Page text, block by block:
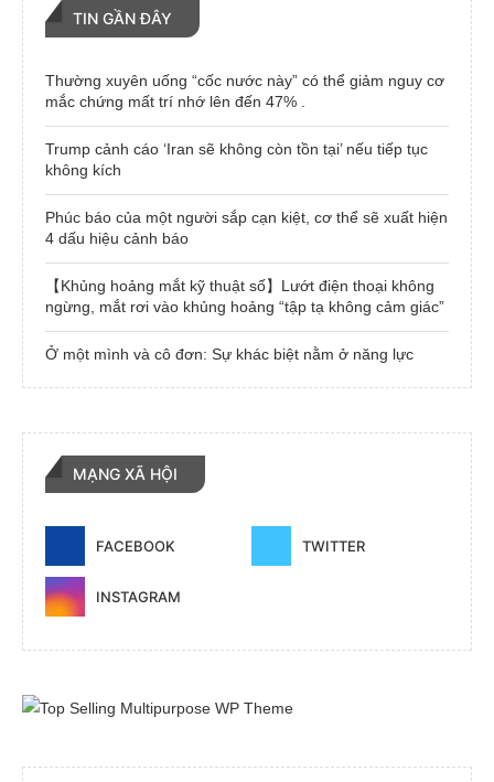
TIN GẦN ĐÂY
Thường xuyên uống “cốc nước này” có thể giảm nguy cơ
mắc chứng mất trí nhớ lên đến 47% .
Trump cảnh cáo ‘Iran sẽ không còn tồn tại’ nếu tiếp tục
không kích
Phúc báo của một người sắp cạn kiệt, cơ thể sẽ xuất hiện
4 dấu hiệu cảnh báo
【Khủng hoảng mắt kỹ thuật số】Lướt điện thoại không
ngừng, mắt rơi vào khủng hoảng “tập tạ không cảm giác”
Ở một mình và cô đơn: Sự khác biệt nằm ở năng lực
MẠNG XÃ HỘI
FACEBOOK TWITTER
INSTAGRAM